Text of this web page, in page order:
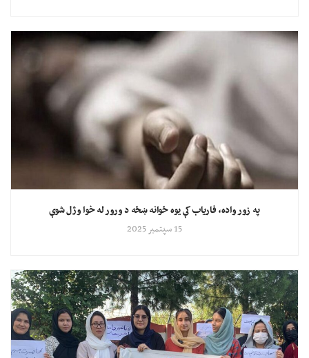
په زور واده، فاریاب کې یوه ځوانه ښځه د ورور له خوا وژل شوې
15 سپتمبر 2025